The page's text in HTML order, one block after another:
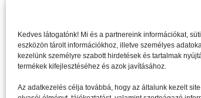
Kedves látogatónk! Mi és a partnereink információkat,
eszközön tárolt információkhoz, illetve személyes
kezelünk személyre szabott hirdetések és tartalmak
termékek kifejlesztéséhez és azok javításához.
Az adatkezelés célja továbbá, hogy az általunk kezelt